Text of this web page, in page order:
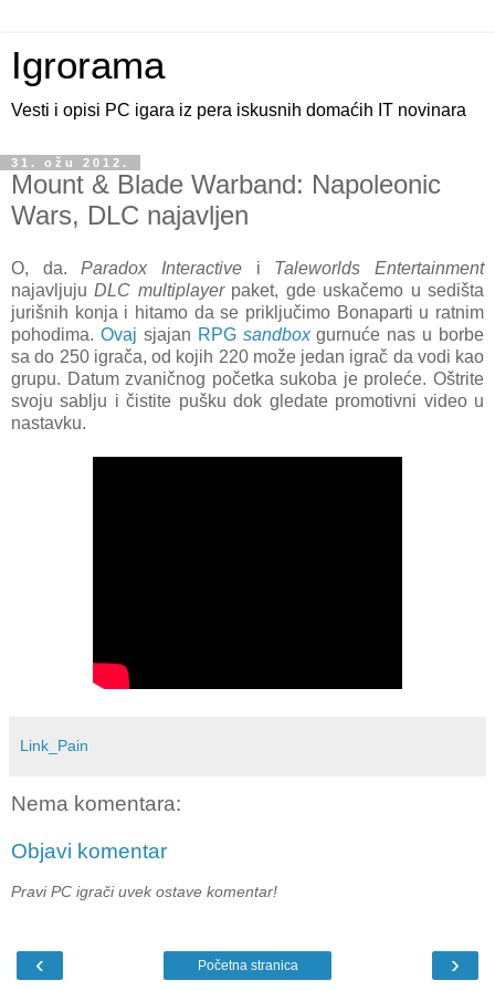
Igrorama
Vesti i opisi PC igara iz pera iskusnih domaćih IT novinara
31. ožu 2012.
Mount & Blade Warband: Napoleonic
Wars, DLC najavljen
O, da.Paradox Interactive i Taleworlds Entertainment
najavljujuDLC multiplayerpaket, gde uskačemo u sedišta
jurišnih konja i hitamo da se priključimo Bonaparti u ratnim
pohodima. Ovaj sjajan RPG sandboxgurnuće nas u borbe
sa do 250 igrača, od kojih 220 može jedan igrač da vodi kao
grupu. Datum zvaničnog početka sukoba je proleće. Oštrite
svoju sablju i čistite pušku dok gledate promotivni video u
nastavku.
Link_Pain
Nema komentara:
Objavi komentar
Pravi PC igrači uvek ostave komentar!
‹ ›
Početna stranica